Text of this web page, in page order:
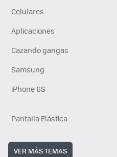
Celulares
Aplicaciones
Cazando gangas
Samsung
iPhone 6S
Pantalla Elástica
VER MÁS TEMAS